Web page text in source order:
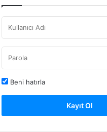
Beni hatırla
Kayıt Ol